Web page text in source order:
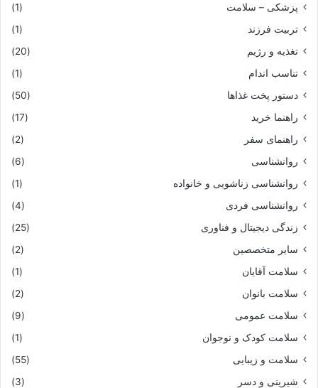
پزشکی – سلامت
(1)
تربیت فرزند
(1)
تغذیه و رژیم
(20)
تناسب اندام
(1)
دستور پخت غذاها
(50)
راهنما خرید
(17)
راهنمای سفر
(2)
روانشناسی
(6)
روانشناسی زناشویی و خانواده
(1)
روانشناسی فردی
(4)
زندگی دیجیتال و فناوری
(25)
سایر متخصصین
(2)
سلامت آقایان
(1)
سلامت بانوان
(2)
سلامت عمومی
(9)
سلامت کودک و نوجوان
(1)
سلامت و زیبایی
(55)
شیرینی و دسر
(3)